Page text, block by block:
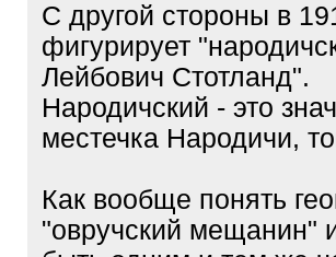
С другой стороны в
фигурирует
Лейбович Стотланд".
Народичский - это
местечка Народичи,
Как вообще понять
"овручский мещанин"